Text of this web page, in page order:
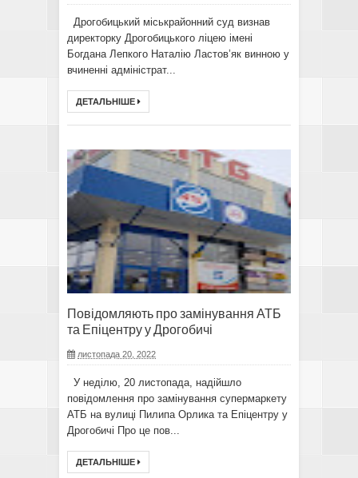
Дрогобицький міськрайонний суд визнав
директорку Дрогобицького ліцею імені
Богдана Лепкого Наталію Ластов’як винною у
вчиненні адміністрат...
ДЕТАЛЬНІШЕ
Повідомляють про замінування АТБ
та Епіцентру у Дрогобичі
листопада 20, 2022
У неділю, 20 листопада, надійшло
повідомлення про замінування супермаркету
АТБ на вулиці Пилипа Орлика та Епіцентру у
Дрогобичі Про це пов...
ДЕТАЛЬНІШЕ